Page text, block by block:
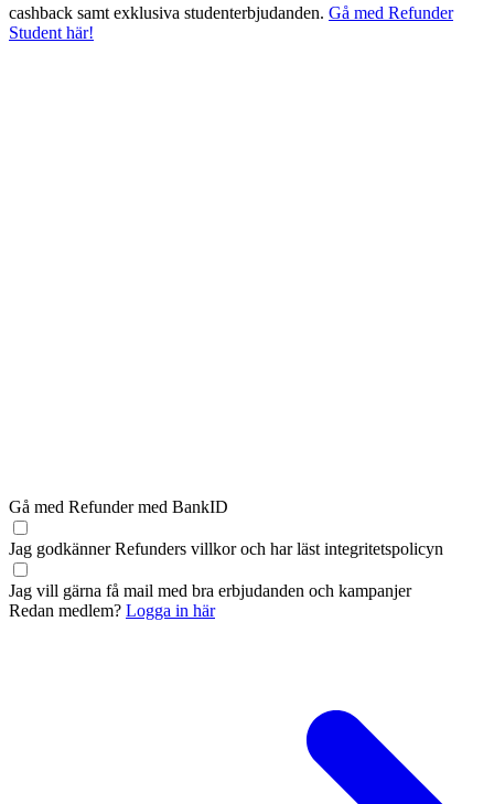
cashback samt exklusiva studenterbjudanden. Gå med Refunder
Student här!
Gå med Refunder med BankID
Jag godkänner Refunders villkoroch har läst integritetspolicyn
Jag vill gärna få mail med bra erbjudanden och kampanjer
Redan medlem? Logga in här